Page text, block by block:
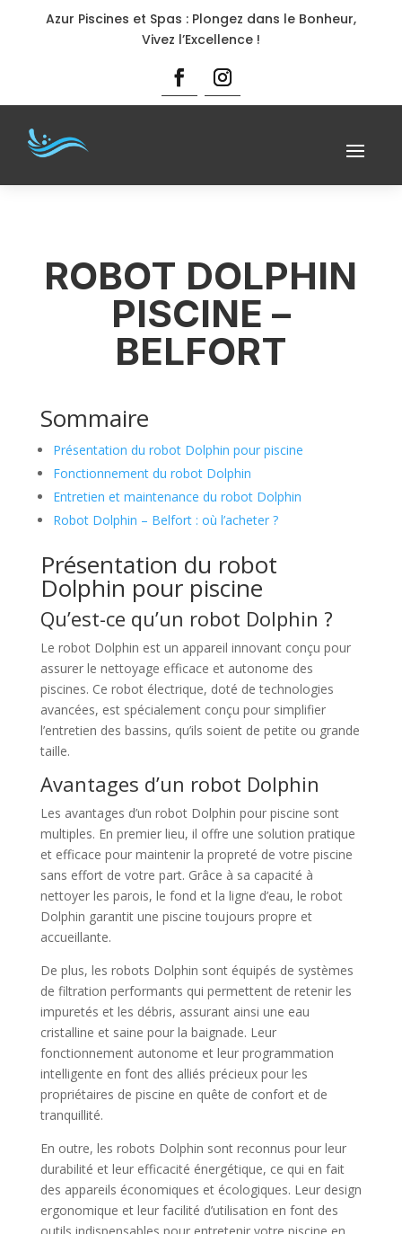
Azur Piscines et Spas : Plongez dans le Bonheur,
Vivez l’Excellence !
ROBOT DOLPHIN
PISCINE –
BELFORT
Sommaire
Présentation du robot Dolphin pour piscine
Fonctionnement du robot Dolphin
Entretien et maintenance du robot Dolphin
Robot Dolphin – Belfort : où l’acheter ?
Présentation du robot
Dolphin pour piscine
Qu’est-ce qu’un robot Dolphin ?
Le robot Dolphin est un appareil innovant conçu pour
assurer le nettoyage efficace et autonome des
piscines. Ce robot électrique, doté de technologies
avancées, est spécialement conçu pour simplifier
l’entretien des bassins, qu’ils soient de petite ou grande
taille.
Avantages d’un robot Dolphin
Les avantages d’un robot Dolphin pour piscine sont
multiples. En premier lieu, il offre une solution pratique
et efficace pour maintenir la propreté de votre piscine
sans effort de votre part. Grâce à sa capacité à
nettoyer les parois, le fond et la ligne d’eau, le robot
Dolphin garantit une piscine toujours propre et
accueillante.
De plus, les robots Dolphin sont équipés de systèmes
de filtration performants qui permettent de retenir les
impuretés et les débris, assurant ainsi une eau
cristalline et saine pour la baignade. Leur
fonctionnement autonome et leur programmation
intelligente en font des alliés précieux pour les
propriétaires de piscine en quête de confort et de
tranquillité.
En outre, les robots Dolphin sont reconnus pour leur
durabilité et leur efficacité énergétique, ce qui en fait
des appareils économiques et écologiques. Leur design
ergonomique et leur facilité d’utilisation en font des